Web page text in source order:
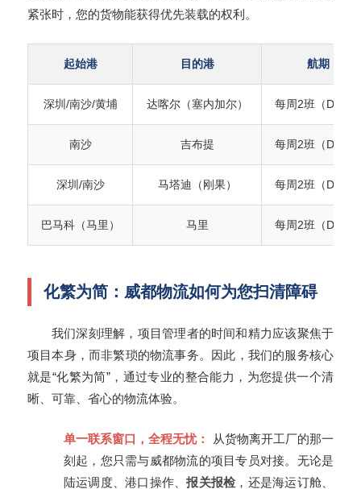
紧张时，您的货物能获得优先装载的权利。
起始港 目的港 航期
深圳/南沙/黄埔 达喀尔（塞内加尔） 每周2班（D5/7）
南沙 吉布提 每周2班（D3/5）
深圳/南沙 马塔迪（刚果） 每周2班（D3/5）
巴马科（马里） 马里 每周2班（D1/2）
化繁为简：威都物流如何为您扫清障碍
我们深刻理解，项目管理者的时间和精力应该聚焦于
项目本身，而非繁琐的物流事务。因此，我们的服务核心
就是“化繁为简”，通过专业的整合能力，为您提供一个清
晰、可靠、省心的物流体验。
单一联系窗口，全程无忧：
从货物离开工厂的那一
刻起，您只需与威都物流的项目专员对接。无论是
陆运调度、港口操作、报关报检 ，还是海运订舱、